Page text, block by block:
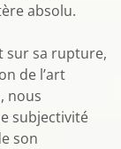
absolu.
sur sa rupture,
de l’art
nous
subjectivité
son